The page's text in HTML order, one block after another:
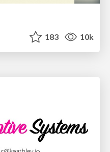
183 10k